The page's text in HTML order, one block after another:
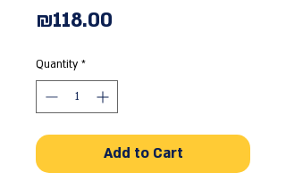
₪118.00
Quantity *
Add to Cart